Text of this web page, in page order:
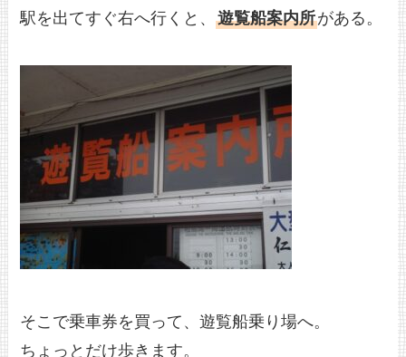
駅を出てすぐ右へ行くと、遊覧船案内所がある。
そこで乗車券を買って、遊覧船乗り場へ。
ちょっとだけ歩きます。